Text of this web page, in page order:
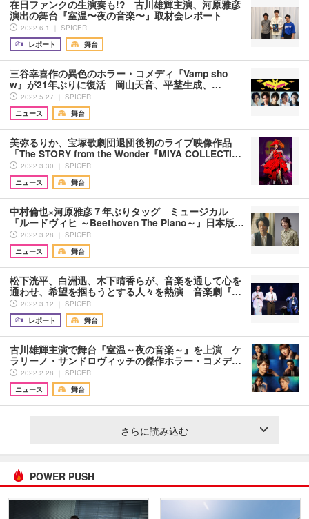
在日ファンクの生演奏も!? 古川雄輝主演、河原雅彦
演出の舞台『室温〜夜の音楽〜』取材会レポート
2022.6.1 ｜ SPICER
レポート
舞台
三谷幸喜作の異色のホラー・コメディ『Vamp sho
w』が21年ぶりに復活 岡山天音、平埜生成、…
2022.5.27 ｜ SPICER
ニュース
舞台
美弥るりか、宝塚歌劇団退団後初のライブ映像作品
「The STORY from the Wonder『MIYA COLLECTI…
2022.3.30 ｜ SPICER
ニュース
舞台
中村倫也×河原雅彦７年ぶりタッグ ミュージカル
『ルードヴィヒ ～Beethoven The Piano～』日本版…
2022.3.28 ｜ SPICER
ニュース
舞台
松下洸平、白洲迅、木下晴香らが、音楽を通して心を
通わせ、希望を掴もうとする人々を熱演 音楽劇『…
2022.3.12 ｜ SPICER
レポート
舞台
古川雄輝主演で舞台『室温～夜の音楽～』を上演 ケ
ラリーノ・サンドロヴィッチの傑作ホラー・コメデ…
2022.2.28 ｜ SPICER
ニュース
舞台
さらに読み込む
POWER PUSH